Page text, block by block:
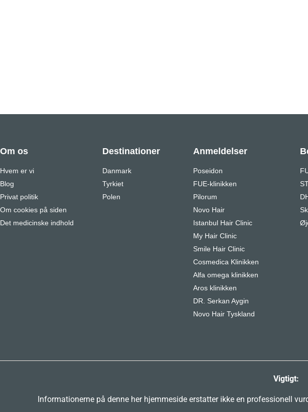
Om os
Hvem er vi
Blog
Privat politik
Om cookies på siden
Det medicinske indhold
Destinationer
Danmark
Tyrkiet
Polen
Anmeldelser
Poseidon
FUE-klinikken
Pilorum
Novo Hair
Istanbul Hair Clinic
My Hair Clinic
Smile Hair Clinic
Cosmedica Klinikken
Alfa omega klinikken
Aros klinikken
DR. Serkan Aygin
Novo Hair Tyskland
Vigtigt:
Informationerne på denne her hjemmeside erstatter ikke en professionell